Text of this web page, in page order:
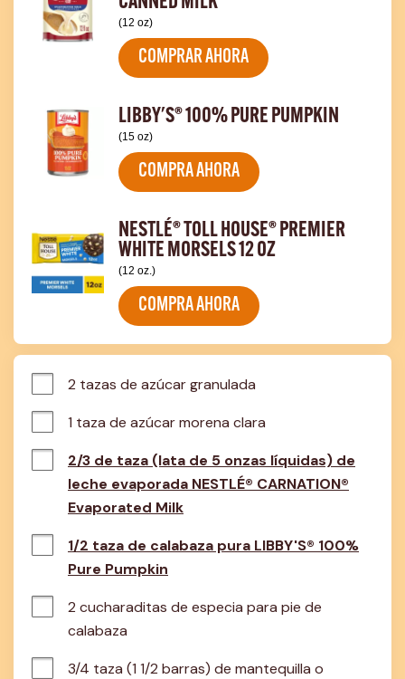
(12 oz)
COMPRAR AHORA
LIBBY'S® 100% PURE PUMPKIN
(15 oz)
COMPRA AHORA
NESTLÉ® TOLL HOUSE® PREMIER
WHITE MORSELS 12 OZ
(12 oz.)
COMPRA AHORA
2 tazas de azúcar granulada
1 taza de azúcar morena clara
2/3 de taza (lata de 5 onzas líquidas) de
leche evaporada NESTLÉ® CARNATION®
Evaporated Milk
1/2 taza de calabaza pura LIBBY'S® 100%
Pure Pumpkin
2 cucharaditas de especia para pie de
calabaza
3/4 taza (1 1/2 barras) de mantequilla o